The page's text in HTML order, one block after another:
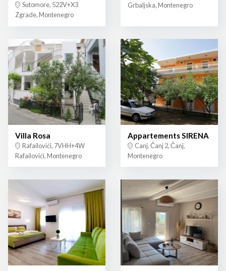
Sutomore, 522V+X3
Zgrade, Montenegro
Grbaljska, Montenegro
Villa Rosa
Rafailovići, 7VHH+4W
Rafailovići, Montenegro
Appartements SIRENA
Canj, Čanj 2, Čanj,
Montenegro